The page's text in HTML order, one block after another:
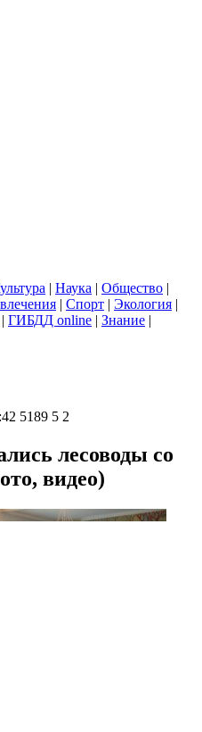
| Наука | Общество |
| Спорт | Экология |
| ГИБДД online | Знание |
5189 5 2
лесоводы со
видео)